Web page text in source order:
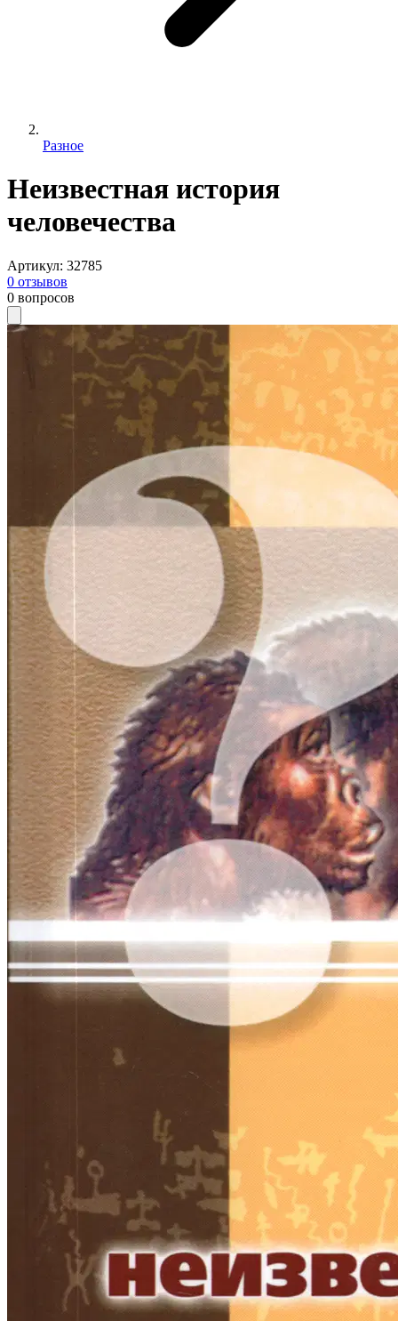
Разное
Неизвестная история
человечества
Артикул: 32785
0 отзывов
0 вопросов